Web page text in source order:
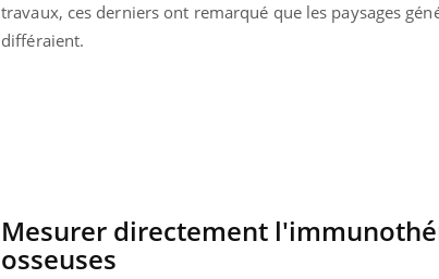
travaux, ces derniers ont remarqué que les paysages
différaient.
Mesurer directement
osseuses